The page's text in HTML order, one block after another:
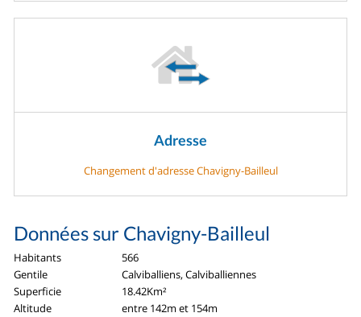
Adresse
Changement d'adresse Chavigny-Bailleul
Données sur Chavigny-Bailleul
Habitants
566
Gentile
Calviballiens, Calviballiennes
Superficie
18.42Km²
Altitude
entre 142m et 154m